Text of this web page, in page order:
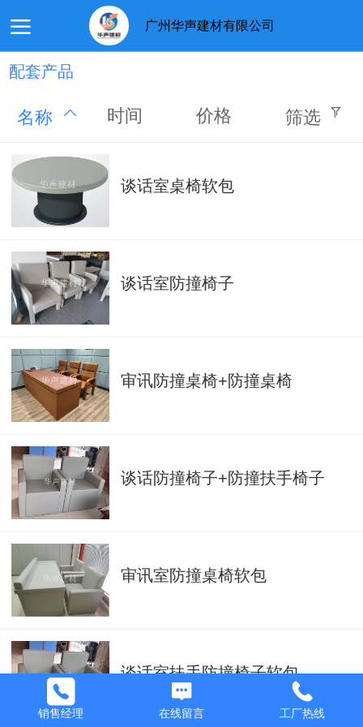
广州华声建材有限公司
首页
配套产品
名称 时间 价格 筛选
谈话室桌椅软包
谈话室防撞椅子
审讯防撞桌椅+防撞桌椅
谈话防撞椅子+防撞扶手椅子
审讯室防撞桌椅软包
谈话室扶手防撞椅子软包
销售经理 在线留言 工厂热线